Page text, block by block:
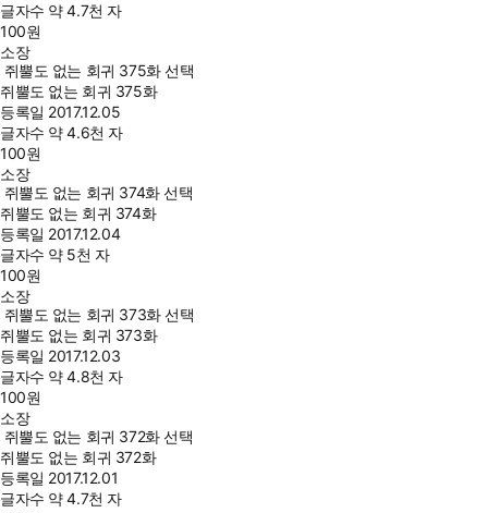
글자수 약 4.7천 자
100원
소장
쥐뿔도 없는 회귀 375화 선택
쥐뿔도 없는 회귀 375화
등록일 2017.12.05
글자수 약 4.6천 자
100원
소장
쥐뿔도 없는 회귀 374화 선택
쥐뿔도 없는 회귀 374화
등록일 2017.12.04
글자수 약 5천 자
100원
소장
쥐뿔도 없는 회귀 373화 선택
쥐뿔도 없는 회귀 373화
등록일 2017.12.03
글자수 약 4.8천 자
100원
소장
쥐뿔도 없는 회귀 372화 선택
쥐뿔도 없는 회귀 372화
등록일 2017.12.01
글자수 약 4.7천 자